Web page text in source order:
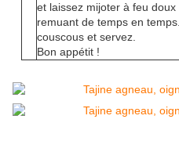
et laissez mijoter à feu
remuant de temps en
couscous et servez.
Bon appétit !